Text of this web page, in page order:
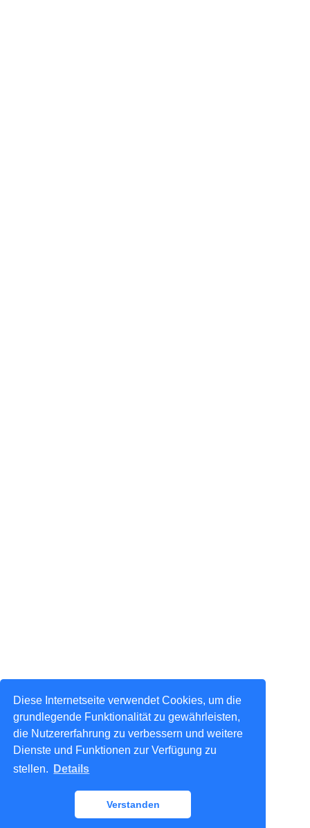
Diese Internetseite verwendet Cookies, um die
grundlegende Funktionalität zu gewährleisten,
die Nutzererfahrung zu verbessern und weitere
Dienste und Funktionen zur Verfügung zu
stellen.
Details
Verstanden